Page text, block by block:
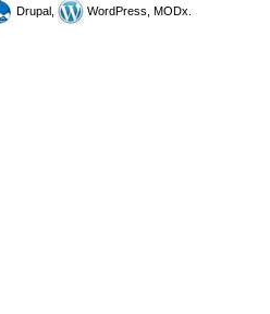
Drupal, WordPress, MODx.